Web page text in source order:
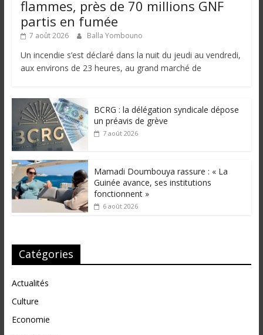
flammes, près de 70 millions GNF
partis en fumée
7 août 2026 Balla Yombouno
Un incendie s’est déclaré dans la nuit du jeudi au vendredi,
aux environs de 23 heures, au grand marché de
BCRG : la délégation syndicale dépose
un préavis de grève
7 août 2026
Mamadi Doumbouya rassure : « La
Guinée avance, ses institutions
fonctionnent »
6 août 2026
Catégories
Actualités
Culture
Economie